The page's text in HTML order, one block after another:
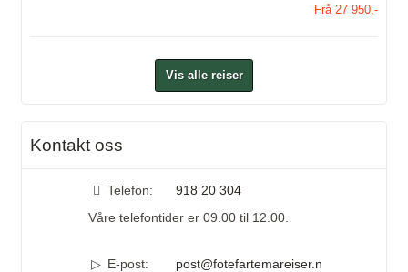
Frå 27 950,-
Vis alle reiser
Kontakt oss
Telefon:
918 20 304
Våre telefontider er 09.00 til 12.00.
E-post: post@fotefartemareiser.no